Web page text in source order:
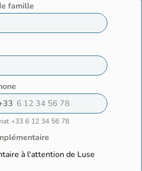
famille
+33 6 12 34 56 78
à l'attention de Luse